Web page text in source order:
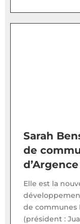
Sarah
de
d’Argence
Elle est la
de communes
(président :